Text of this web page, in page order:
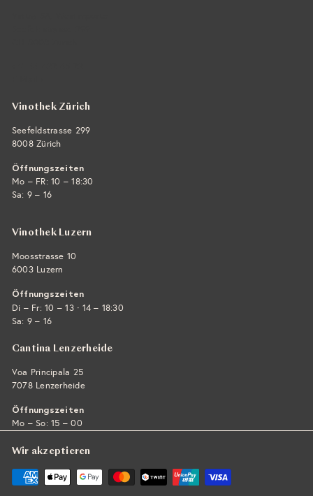
Vinothek Zürich
Seefeldstrasse 299
8008 Zürich
Öffnungszeiten
Mo – FR: 10 – 18:30
Sa: 9 – 16
Vinothek Luzern
Moosstrasse 10
6003 Luzern
Öffnungszeiten
Di – Fr: 10 – 13 · 14 – 18:30
Sa: 9 – 16
Cantina Lenzerheide
Voa Principala 25
7078 Lenzerheide
Öffnungszeiten
Mo – So: 15 – 00
Wir akzeptieren